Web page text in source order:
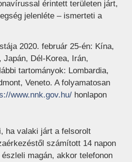
érintett területen járt,
jelenléte – ismerteti a
2020. február 25-én: Kína,
Japán, Dél-Korea, Irán,
tartományok: Lombardia,
Veneto. A folyamatosan
www.nnk.gov.hu/(új ablakban
honlapon
ha valaki járt a felsorolt
számított 14 napon
magán, akkor telefonon